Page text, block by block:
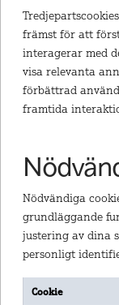
främst för att
interagerar med
visa relevanta
förbättrad
framtida
Nödvändiga
grundläggande
justering av dina
personligt
Cookie